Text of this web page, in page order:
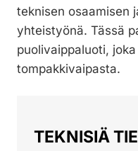
teknisen osaamisen
yhteistyönä. Tässä
puolivaippaluoti,
tompakkivaipasta.
TEKNISIÄ